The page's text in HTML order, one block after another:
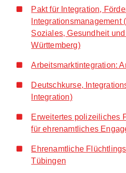
Pakt für Integration,
Integrationsmanagement
Soziales, Gesundheit
Württemberg)
Arbeitsmarktintegration:
Deutschkurse,
Integration)
Erweitertes polizeiliches
für ehrenamtliches
Ehrenamtliche
Tübingen